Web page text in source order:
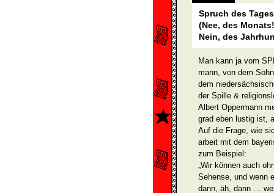
Spruch des Tages
(Nee, des
Nein, des
Man kann ja vom
mann, von dem
dem
der Spille &
Albert Oppermann
grad eben lustig ist,
Auf die Frage, wie
arbeit mit dem
zum Beispiel:
„Wir können auch
Sehense, und wenn
dann, äh, dann …